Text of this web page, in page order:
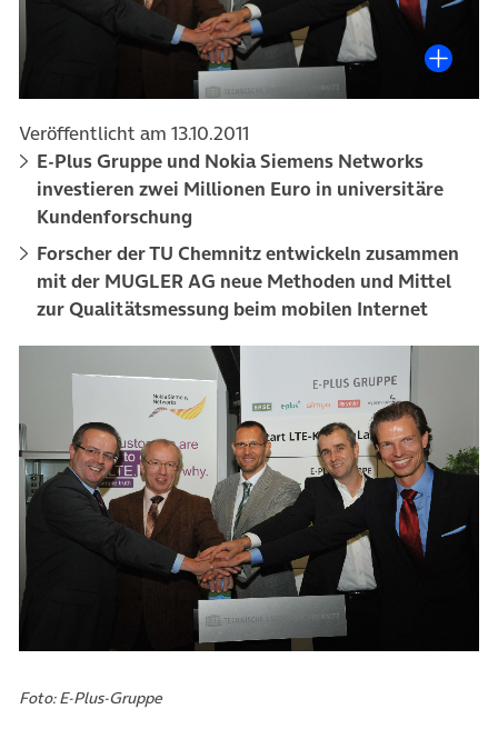
Veröffentlicht am 13.10.2011
E-Plus Gruppe und Nokia Siemens Networks
investieren zwei Millionen Euro in universitäre
Kundenforschung
Forscher der TU Chemnitz entwickeln zusammen
mit der MUGLER AG neue Methoden und Mittel
zur Qualitätsmessung beim mobilen Internet
Foto: E-Plus-Gruppe